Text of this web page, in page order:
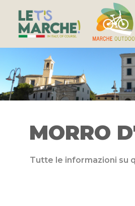
MORRO
Tutte le informazioni su